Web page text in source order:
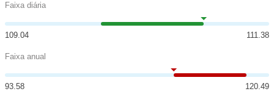
Faixa diária
109.04 111.38
Faixa anual
93.58 120.49